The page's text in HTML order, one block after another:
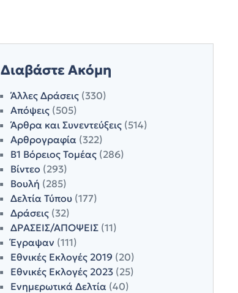
Διαβάστε Ακόμη
Άλλες Δράσεις(330)
Απόψεις(505)
Άρθρα και Συνεντεύξεις(514)
Αρθρογραφία(322)
Β1 Βόρειος Τομέας(286)
Βίντεο (293)
Βουλή (285)
Δελτία Τύπου(177)
Δράσεις(32)
ΔΡΑΣΕΙΣ/ΑΠΟΨΕΙΣ(11)
Έγραψαν (111)
Εθνικές Εκλογές 2019 (20)
Εθνικές Εκλογές 2023(25)
Ενημερωτικά Δελτία(40)